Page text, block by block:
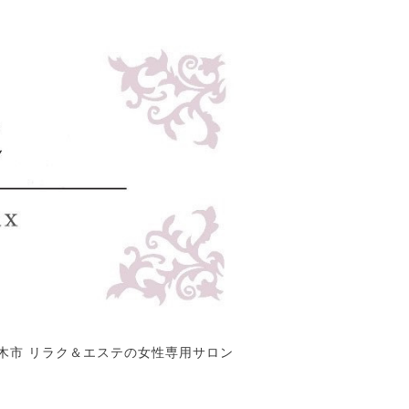
市 リラク＆エステの女性専用サロン